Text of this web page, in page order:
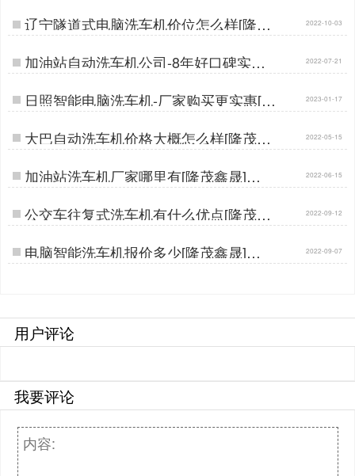
辽宁隧道式电脑洗车机价位怎么样[隆茂
鑫晟]…
2022-10-03
加油站自动洗车机公司-8年好口碑实力
厂家[隆茂鑫晟]…
2022-07-21
日照智能电脑洗车机-厂家购买更实惠[隆
茂鑫晟]…
2023-01-17
大巴自动洗车机价格大概怎么样[隆茂鑫
晟]…
2022-05-15
加油站洗车机厂家哪里有[隆茂鑫晟]… 2022-06-15
公交车往复式洗车机有什么优点[隆茂鑫
晟]…
2022-09-12
电脑智能洗车机报价多少[隆茂鑫晟]… 2022-09-07
用户评论
我要评论